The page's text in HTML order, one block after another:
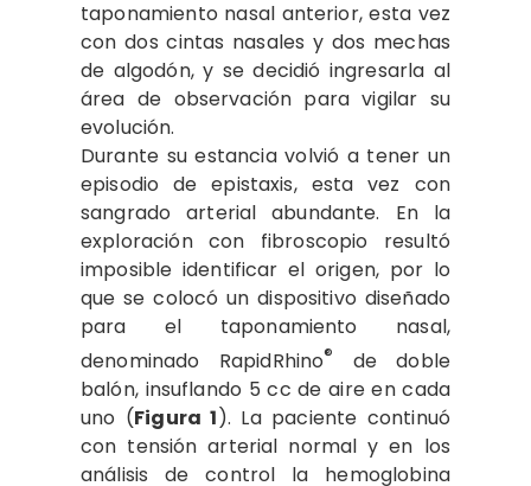
taponamiento nasal anterior, esta vez
con dos cintas nasales y dos mechas
de algodón, y se decidió ingresarla al
área de observación para vigilar su
evolución.
Durante su estancia volvió a tener un
episodio de epistaxis, esta vez con
sangrado arterial abundante. En la
exploración con fibroscopio resultó
imposible identificar el origen, por lo
que se colocó un dispositivo diseñado
para el taponamiento nasal,
denominado RapidRhino®
de doble
balón, insuflando 5 cc de aire en cada
uno (Figura 1). La paciente continuó
con tensión arterial normal y en los
análisis de control la hemoglobina